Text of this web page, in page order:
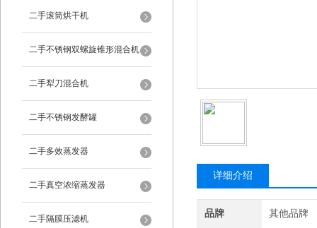
二手滚筒烘干机
二手不锈钢双螺旋锥形混合机
二手犁刀混合机
二手不锈钢发酵罐
二手多效蒸发器
二手真空浓缩蒸发器
二手隔膜压滤机
详细介绍
品牌 其他品牌